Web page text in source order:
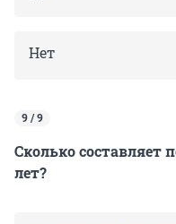
Нет
9 / 9
Сколько составляет
лет?